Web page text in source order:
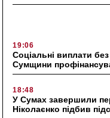
19:06
Соціальні виплати
Сумщини
18:48
У Сумах завершили
Ніколаєнко підбив